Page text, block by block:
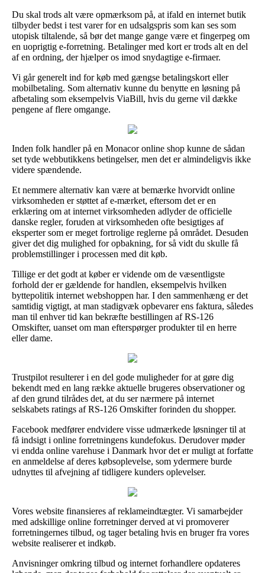
Du skal trods alt være opmærksom på, at ifald en internet butik
tilbyder bedst i test varer for en udsalgspris som kan ses som
utopisk tiltalende, så bør det mange gange være et fingerpeg om
en uoprigtig e-forretning. Betalinger med kort er trods alt en del
af en ordning, der hjælper os imod snydagtige e-firmaer.
Vi går generelt ind for køb med gængse betalingskort eller
mobilbetaling. Som alternativ kunne du benytte en løsning på
afbetaling som eksempelvis ViaBill, hvis du gerne vil dække
pengene af flere omgange.
Inden folk handler på en Monacor online shop kunne de sådan
set tyde webbutikkens betingelser, men det er almindeligvis ikke
videre spændende.
Et nemmere alternativ kan være at bemærke hvorvidt online
virksomheden er støttet af e-mærket, eftersom det er en
erklæring om at internet virksomheden adlyder de officielle
danske regler, foruden at virksomheden ofte besigtiges af
eksperter som er meget fortrolige reglerne på området. Desuden
giver det dig mulighed for opbakning, for så vidt du skulle få
problemstillinger i processen med dit køb.
Tillige er det godt at køber er vidende om de væsentligste
forhold der er gældende for handlen, eksempelvis hvilken
byttepolitik internet webshoppen har. I den sammenhæng er det
samtidig vigtigt, at man stadigvæk opbevarer ens faktura, således
man til enhver tid kan bekræfte bestillingen af RS-126
Omskifter, uanset om man efterspørger produkter til en herre
eller dame.
Trustpilot resulterer i en del gode muligheder for at gøre dig
bekendt med en lang række aktuelle brugeres observationer og
af den grund tilrådes det, at du ser nærmere på internet
selskabets ratings af RS-126 Omskifter forinden du shopper.
Facebook medfører endvidere visse udmærkede løsninger til at
få indsigt i online forretningens kundefokus. Derudover møder
vi endda online varehuse i Danmark hvor det er muligt at forfatte
en anmeldelse af deres købsoplevelse, som ydermere burde
udnyttes til afvejning af tidligere kunders oplevelser.
Vores website finansieres af reklameindtægter. Vi samarbejder
med adskillige online forretninger derved at vi promoverer
forretningernes tilbud, og tager betaling hvis en bruger fra vores
website realiserer et indkøb.
Anvisninger omkring tilbud og internet forhandlere opdateres